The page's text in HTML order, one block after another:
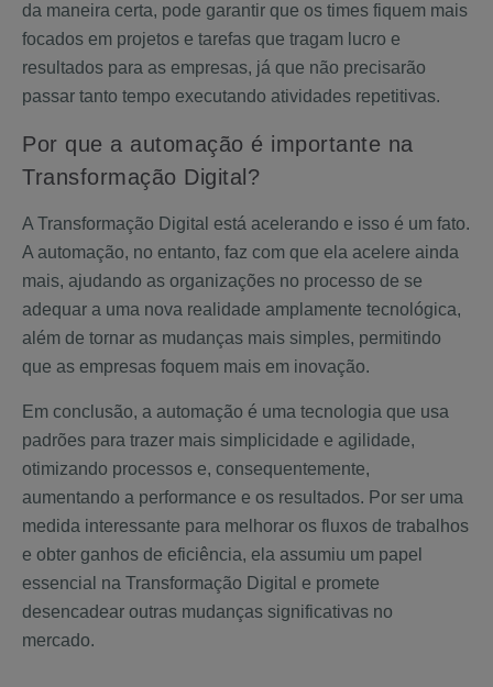
da maneira certa, pode garantir que os times fiquem mais
focados em projetos e tarefas que tragam lucro e
resultados para as empresas, já que não precisarão
passar tanto tempo executando atividades repetitivas.
Por que a automação é importante na
Transformação Digital?
A Transformação Digital está acelerando e isso é um fato.
A automação, no entanto, faz com que ela acelere ainda
mais, ajudando as organizações no processo de se
adequar a uma nova realidade amplamente tecnológica,
além de tornar as mudanças mais simples, permitindo
que as empresas foquem mais em inovação.
Em conclusão, a automação é uma tecnologia que usa
padrões para trazer mais simplicidade e agilidade,
otimizando processos e, consequentemente,
aumentando a performance e os resultados. Por ser uma
medida interessante para melhorar os fluxos de trabalhos
e obter ganhos de eficiência, ela assumiu um papel
essencial na Transformação Digital e promete
desencadear outras mudanças significativas no
mercado.